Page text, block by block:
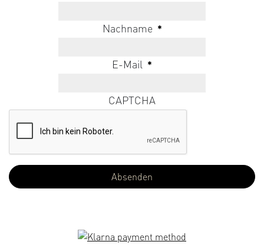
Nachname *
E-Mail *
CAPTCHA